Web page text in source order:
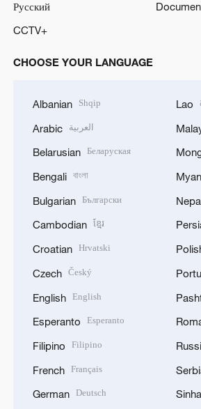
Русский
CCTV+
CHOOSE YOUR LANGUAGE
Albanian Shqip
Arabic العربية
Belarusian Беларуская
Bengali বাংলা
Bulgarian Български
Cambodian ខ្មែរ
Croatian Hrvatski
Czech Český
English English
Esperanto Esperanto
Filipino Filipino
French Français
German Deutsch
Lao